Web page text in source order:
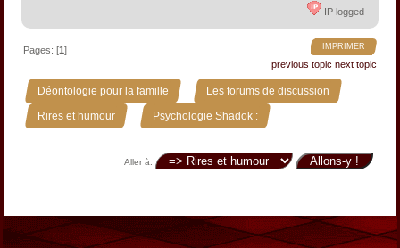
IP logged
IMPRIMER
Pages: [1]
previous topic next topic
Déontologie pour la famille » Les forums de discussion »
Rires et humour » Psychologie Shadok :
Aller à: